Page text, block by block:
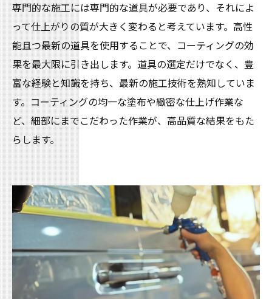
専門的な施工には専門的な道具が必要であり、それによ
って仕上がりの質が大きく変わると考えています。高性
能且つ最新の道具を使用することで、コーティングの効
果を最大限に引き出します。道具の選定だけでなく、豊
富な経験と知識を持ち、最新の施工技術を熟知していま
す。コーティングの均一な塗布や緻密な仕上げ作業な
ど、細部にまでこだわった作業が、高品質な結果をもた
らします。